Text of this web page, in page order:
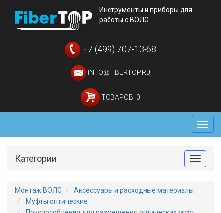
Инструменты и приборы для
работы с ВОЛС
+7 (499) 707-13-68
INFO@FIBERTOP.RU
ТОВАРОВ: 0
Меню
Toggle
Категории
Монтаж ВОЛС
Аксессуары и расходные материалы
Муфты оптические